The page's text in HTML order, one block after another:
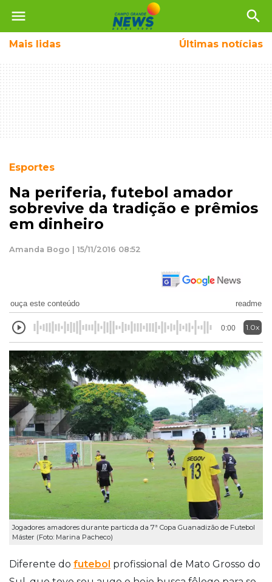
menu search
Mais lidas Últimas notícias
Esportes
Na periferia, futebol amador
sobrevive da tradição e prêmios
em dinheiro
Amanda Bogo | 15/11/2016 08:52
ouça este conteúdo readme
0:00 1.0x
Jogadores amadores durante particda da 7ª Copa Guanadizão de Futebol
Máster (Foto: Marina Pacheco)
Diferente do futebol profissional de Mato Grosso do